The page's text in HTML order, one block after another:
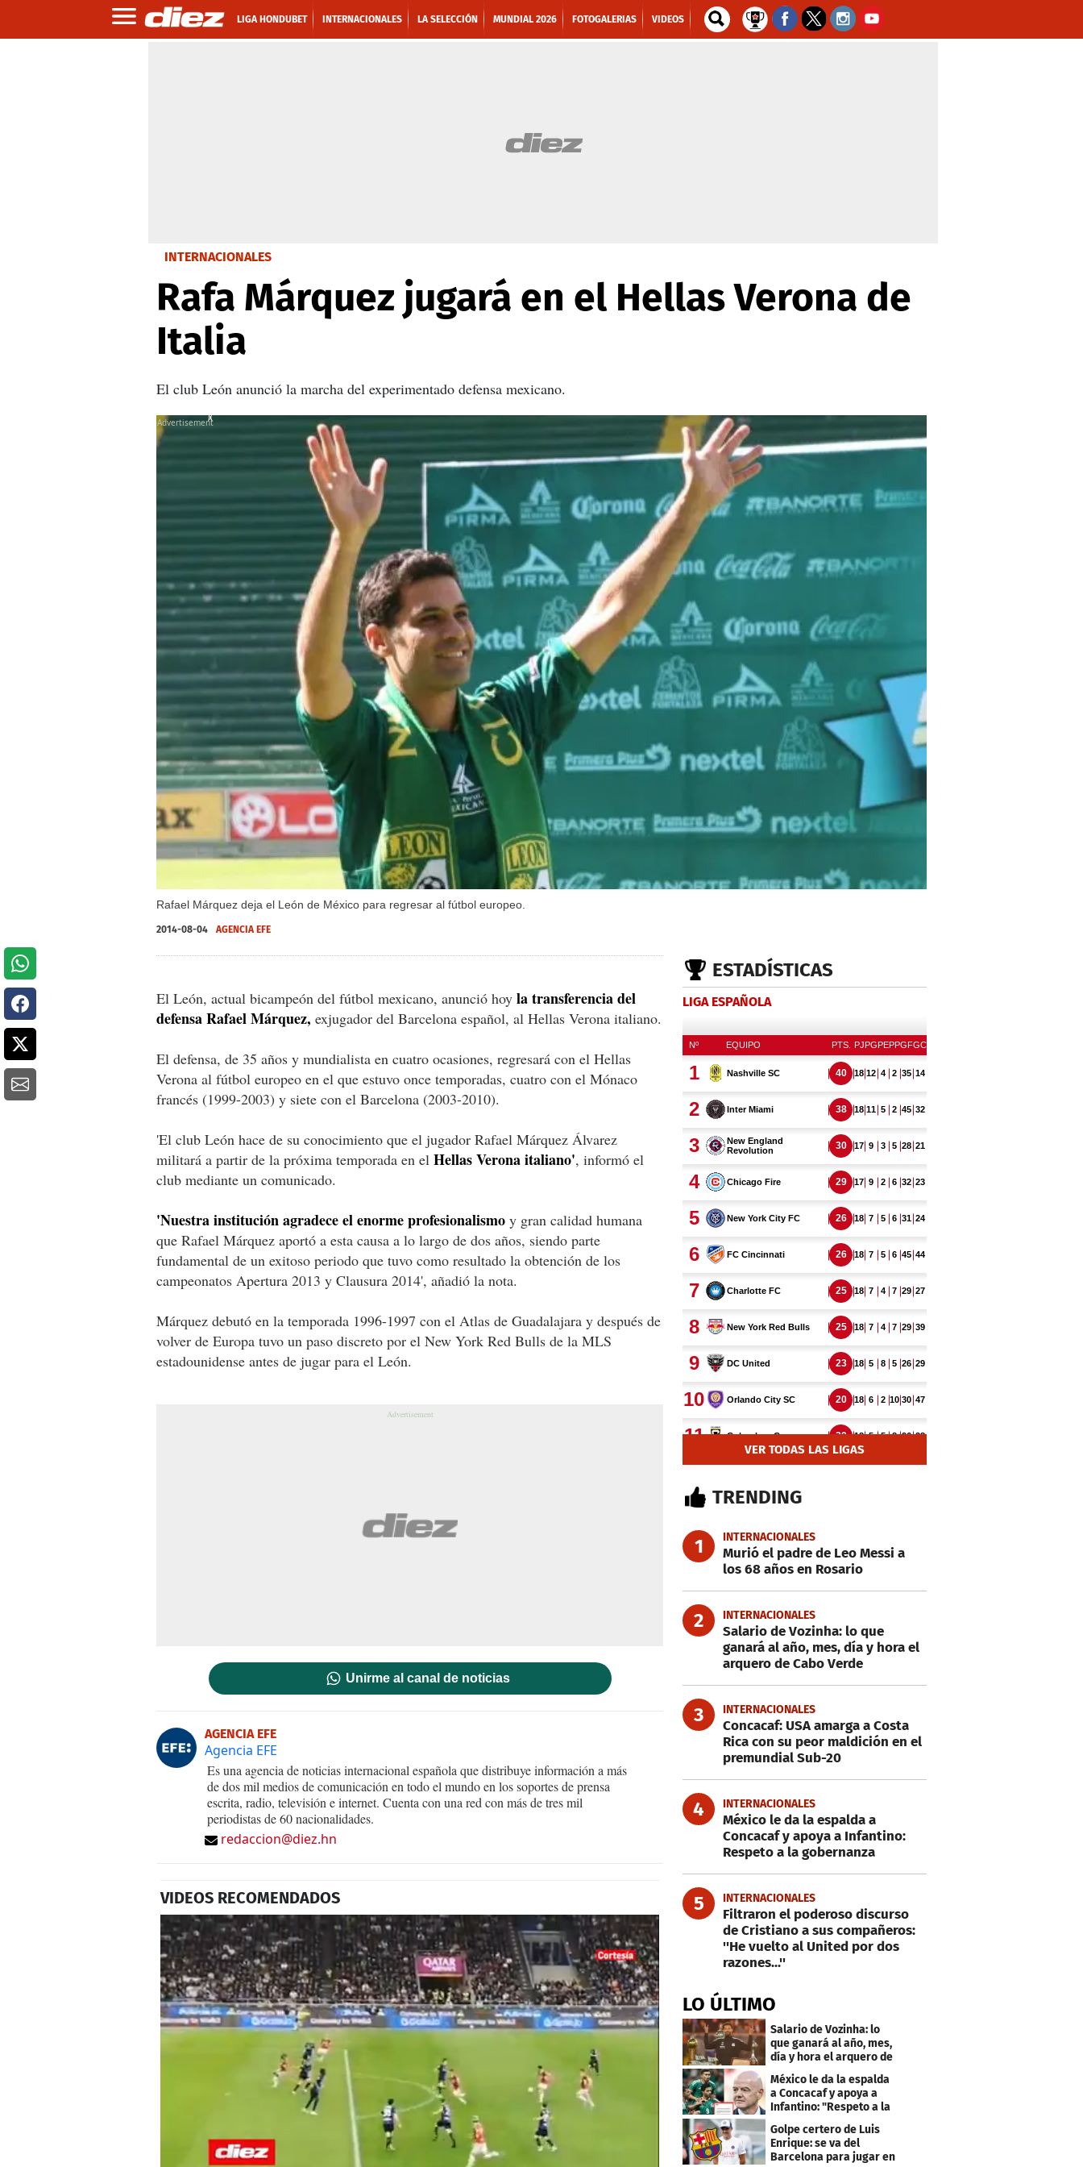
LIGA HONDUBET INTERNACIONALES LA SELECCIÓN MUNDIAL 2026 FOTOGALERIAS VIDEOS
INTERNACIONALES
Rafa Márquez jugará en el Hellas Verona de
Italia
El club León anunció la marcha del experimentado defensa mexicano.
Rafael Márquez deja el León de México para regresar al fútbol europeo.
X
2014-08-04 AGENCIA EFE
El León, actual bicampeón del fútbol mexicano, anunció hoy la transferencia del
defensa Rafael Márquez, exjugador del Barcelona español, al Hellas Verona italiano.
El defensa, de 35 años y mundialista en cuatro ocasiones, regresará con el Hellas
Verona al fútbol europeo en el que estuvo once temporadas, cuatro con el Mónaco
francés (1999-2003) y siete con el Barcelona (2003-2010).
'El club León hace de su conocimiento que el jugador Rafael Márquez Álvarez
militará a partir de la próxima temporada en el Hellas Verona italiano', informó el
club mediante un comunicado.
'Nuestra institución agradece el enorme profesionalismo y gran calidad humana
que Rafael Márquez aportó a esta causa a lo largo de dos años, siendo parte
fundamental de un exitoso periodo que tuvo como resultado la obtención de los
campeonatos Apertura 2013 y Clausura 2014', añadió la nota.
Márquez debutó en la temporada 1996-1997 con el Atlas de Guadalajara y después de
volver de Europa tuvo un paso discreto por el New York Red Bulls de la MLS
estadounidense antes de jugar para el León.
Unirme al canal de noticias
AGENCIA EFE
Agencia EFE
Es una agencia de noticias internacional española que distribuye información a más
de dos mil medios de comunicación en todo el mundo en los soportes de prensa
escrita, radio, televisión e internet. Cuenta con una red con más de tres mil
periodistas de 60 nacionalidades.
redaccion@diez.hn
VIDEOS RECOMENDADOS
ESTADÍSTICAS
LIGA ESPAÑOLA
VER TODAS LAS LIGAS
TRENDING
1 INTERNACIONALES
Murió el padre de Leo Messi a
los 68 años en Rosario
2 INTERNACIONALES
Salario de Vozinha: lo que
ganará al año, mes, día y hora el
arquero de Cabo Verde
3 INTERNACIONALES
Concacaf: USA amarga a Costa
Rica con su peor maldición en el
premundial Sub-20
4 INTERNACIONALES
México le da la espalda a
Concacaf y apoya a Infantino:
Respeto a la gobernanza
5 INTERNACIONALES
Filtraron el poderoso discurso
de Cristiano a sus compañeros:
''He vuelto al United por dos
razones...''
LO ÚLTIMO
Salario de Vozinha: lo
que ganará al año, mes,
día y hora el arquero de
Cabo Verde
México le da la espalda
a Concacaf y apoya a
Infantino: "Respeto a la
gobernanza"
Golpe certero de Luis
Enrique: se va del
Barcelona para jugar en